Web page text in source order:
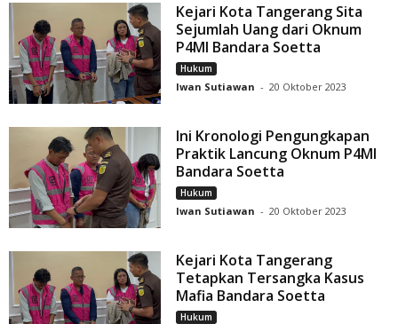
Kejari Kota Tangerang Sita
Sejumlah Uang dari Oknum
P4MI Bandara Soetta
Hukum
Iwan Sutiawan - 20 Oktober 2023
Ini Kronologi Pengungkapan
Praktik Lancung Oknum P4MI
Bandara Soetta
Hukum
Iwan Sutiawan - 20 Oktober 2023
Kejari Kota Tangerang
Tetapkan Tersangka Kasus
Mafia Bandara Soetta
Hukum